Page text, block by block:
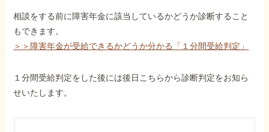
相談をする前に障害年金に該当しているかどうか診断すること
もできます。
＞＞障害年金が受給できるかどうか分かる「１分間受給判定」
１分間受給判定をした後には後日こちらから診断判定をお知ら
せいたします。